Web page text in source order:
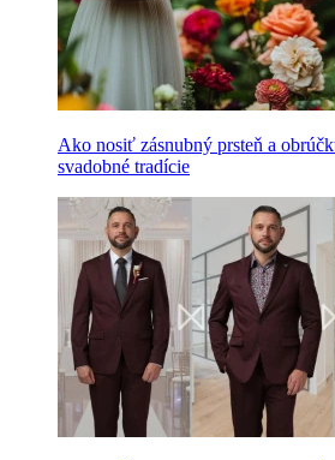
Ako nosiť zásnubný prsteň a
svadobné tradície